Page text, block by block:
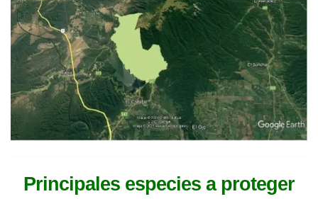
Principales especies a proteger